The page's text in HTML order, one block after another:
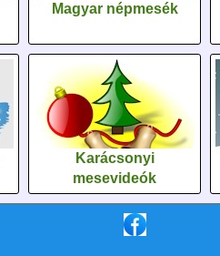
Magyar népmesék
Karácsonyi
mesevideók